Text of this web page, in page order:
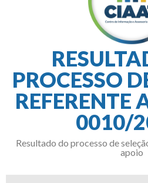
PROCESSO
REFERENTE
0010/
Resultado do processo de
apoio